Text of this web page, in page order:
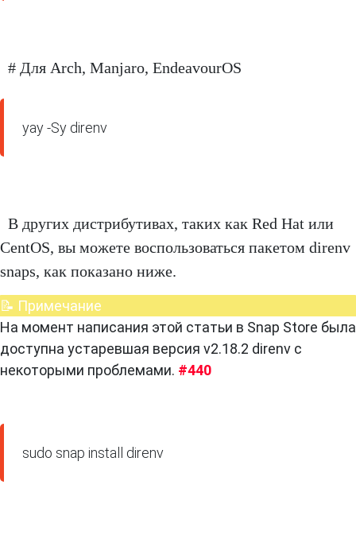
# Для Arch, Manjaro, EndeavourOS
yay -Sy direnv
В других дистрибутивах, таких как Red Hat или
CentOS, вы можете воспользоваться пакетом direnv
snaps, как показано ниже.
📝 Примечание
На момент написания этой статьи в Snap Store была
доступна устаревшая версия v2.18.2 direnv с
некоторыми проблемами. #440
sudo snap install direnv